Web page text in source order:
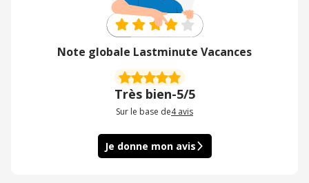
Note globale Lastminute Vacances
Très bien-5/5
Sur le base de4 avis
Je donne mon avis